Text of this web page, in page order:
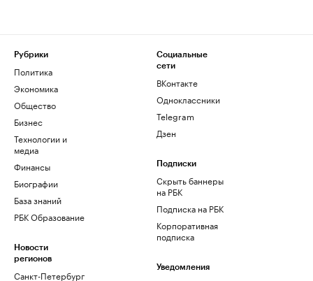
Рубрики
Политика
Экономика
Общество
Бизнес
Технологии и
медиа
Финансы
Биографии
База знаний
РБК Образование
Новости
регионов
Санкт-Петербург
Социальные
сети
ВКонтакте
Одноклассники
Telegram
Дзен
Подписки
Скрыть баннеры
на РБК
Подписка на РБК
Корпоративная
подписка
Уведомления